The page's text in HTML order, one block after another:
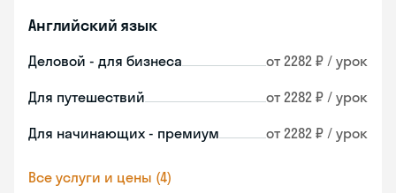
Английский язык
Деловой - для бизнеса от 2282 ₽ / урок
Для путешествий от 2282 ₽ / урок
Для начинающих - премиум от 2282 ₽ / урок
Все услуги и цены (4)